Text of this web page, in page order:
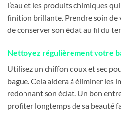
l’eau et les produits chimiques
finition brillante. Prendre soin de
de conserver son éclat au fil du
Nettoyez régulièrement votre
Utilisez un chiffon doux et sec
bague. Cela aidera à éliminer les
redonnant son éclat. Un bon
profiter longtemps de sa beauté